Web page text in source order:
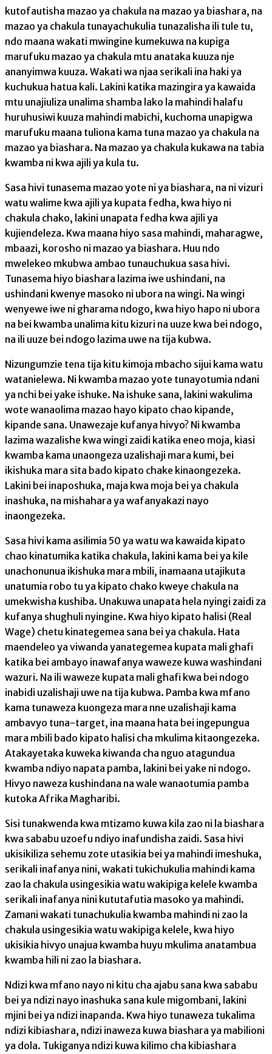
kutofautisha mazao ya chakula na mazao ya biashara, na
mazao ya chakula tunayachukulia tunazalisha ili tule tu,
ndo maana wakati mwingine kumekuwa na kupiga
marufuku mazao ya chakula mtu anataka kuuza nje
ananyimwa kuuza. Wakati wa njaa serikali ina haki ya
kuchukua hatua kali. Lakini katika mazingira ya kawaida
mtu unajiuliza unalima shamba lako la mahindi halafu
huruhusiwi kuuza mahindi mabichi, kuchoma unapigwa
marufuku maana tuliona kama tuna mazao ya chakula na
mazao ya biashara. Na mazao ya chakula kukawa na tabia
kwamba ni kwa ajili ya kula tu.
Sasa hivi tunasema mazao yote ni ya biashara, na ni vizuri
watu walime kwa ajili ya kupata fedha, kwa hiyo ni
chakula chako, lakini unapata fedha kwa ajili ya
kujiendeleza. Kwa maana hiyo sasa mahindi, maharagwe,
mbaazi, korosho ni mazao ya biashara. Huu ndo
mwelekeo mkubwa ambao tunauchukua sasa hivi.
Tunasema hiyo biashara lazima iwe ushindani, na
ushindani kwenye masoko ni ubora na wingi. Na wingi
wenyewe iwe ni gharama ndogo, kwa hiyo hapo ni ubora
na bei kwamba unalima kitu kizuri na uuze kwa bei ndogo,
na ili uuze bei ndogo lazima uwe na tija kubwa.
Nizungumzie tena tija kitu kimoja mbacho sijui kama watu
watanielewa. Ni kwamba mazao yote tunayotumia ndani
ya nchi bei yake ishuke. Na ishuke sana, lakini wakulima
wote wanaolima mazao hayo kipato chao kipande,
kipande sana. Unawezaje kufanya hivyo? Ni kwamba
lazima wazalishe kwa wingi zaidi katika eneo moja, kiasi
kwamba kama unaongeza uzalishaji mara kumi, bei
ikishuka mara sita bado kipato chake kinaongezeka.
Lakini bei inaposhuka, maja kwa moja bei ya chakula
inashuka, na mishahara ya wafanyakazi nayo
inaongezeka.
Sasa hivi kama asilimia 50 ya watu wa kawaida kipato
chao kinatumika katika chakula, lakini kama bei ya kile
unachonunua ikishuka mara mbili, inamaana utajikuta
unatumia robo tu ya kipato chako kweye chakula na
umekwisha kushiba. Unakuwa unapata hela nyingi zaidi za
kufanya shughuli nyingine. Kwa hiyo kipato halisi (Real
Wage) chetu kinategemea sana bei ya chakula. Hata
maendeleo ya viwanda yanategemea kupata mali ghafi
katika bei ambayo inawafanya waweze kuwa washindani
wazuri. Na ili waweze kupata mali ghafi kwa bei ndogo
inabidi uzalishaji uwe na tija kubwa. Pamba kwa mfano
kama tunaweza kuongeza mara nne uzalishaji kama
ambavyo tuna-target, ina maana hata bei ingepungua
mara mbili bado kipato halisi cha mkulima kitaongezeka.
Atakayetaka kuweka kiwanda cha nguo atagundua
kwamba ndiyo napata pamba, lakini bei yake ni ndogo.
Hivyo naweza kushindana na wale wanaotumia pamba
kutoka Afrika Magharibi.
Sisi tunakwenda kwa mtizamo kuwa kila zao ni la biashara
kwa sababu uzoefu ndiyo inafundisha zaidi. Sasa hivi
ukisikiliza sehemu zote utasikia bei ya mahindi imeshuka,
serikali inafanya nini, wakati tukichukulia mahindi kama
zao la chakula usingesikia watu wakipiga kelele kwamba
serikali inafanya nini kututafutia masoko ya mahindi.
Zamani wakati tunachukulia kwamba mahindi ni zao la
chakula usingesikia watu wakipiga kelele, kwa hiyo
ukisikia hivyo unajua kwamba huyu mkulima anatambua
kwamba hili ni zao la biashara.
Ndizi kwa mfano nayo ni kitu cha ajabu sana kwa sababu
bei ya ndizi nayo inashuka sana kule migombani, lakini
mjini bei ya ndizi inapanda. Kwa hiyo tunaweza tukalima
ndizi kibiashara, ndizi inaweza kuwa biashara ya mabilioni
ya dola. Tukiganya ndizi kuwa kilimo cha kibiashara